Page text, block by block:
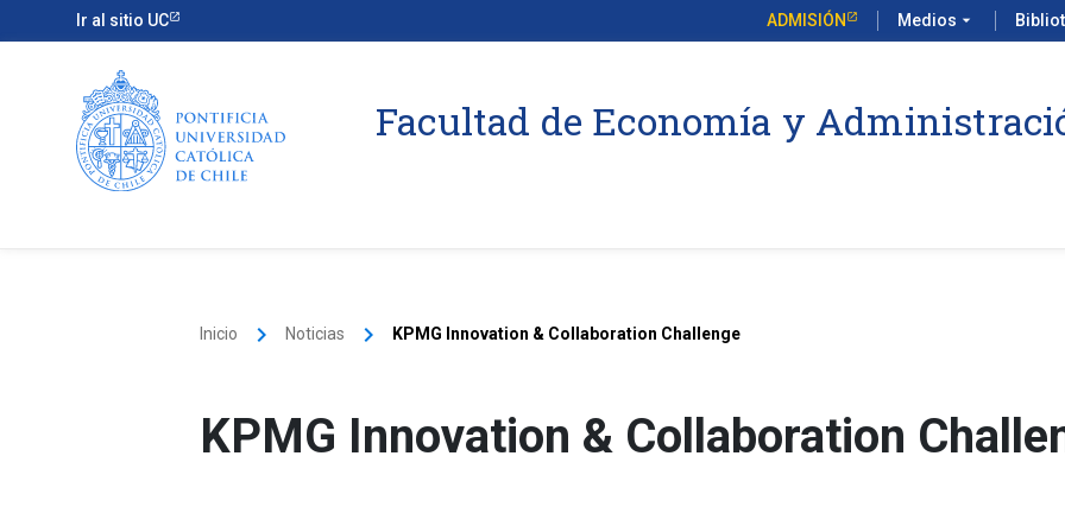
Ir al sitio UC ADMISIÓN Medios arrow_drop_down
Facultad de Economía y
Inicio keyboard_arrow_right Noticias keyboard_arrow_right KPMG Innovation & Collaboration Challenge
KPMG Innovation & Collaboration